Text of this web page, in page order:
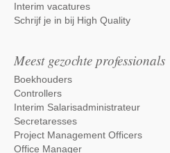
Interim vacatures
Schrijf je in bij High Quality
Meest gezochte professionals
Boekhouders
Controllers
Interim Salarisadministrateur
Secretaresses
Project Management Officers
Office Manager